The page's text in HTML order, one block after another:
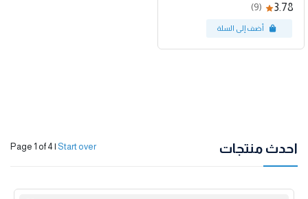
3.78
(9)
احدث منتجات Page 1 of 4 | Start over